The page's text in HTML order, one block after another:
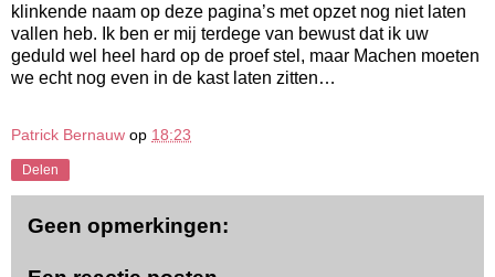
klinkende naam op deze pagina’s met opzet nog niet laten
vallen heb. Ik ben er mij terdege van bewust dat ik uw
geduld wel heel hard op de proef stel, maar Machen moeten
we echt nog even in de kast laten zitten…
Patrick Bernauw op 18:23
Delen
Geen opmerkingen: